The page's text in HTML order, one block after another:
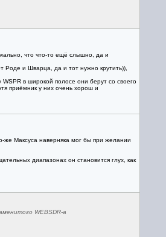
что что-то ещё слышно, да и
Роде и Шварца, да и тот нужно крутить)),
в широкой полосе они берут со своего
приёмник у них очень хорош и
же Максуса наверняка мог бы при желании
диапазонах он становится глух, как
WEBSDR-a